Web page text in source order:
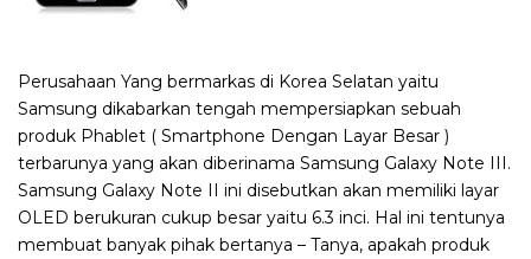
Perusahaan Yang bermarkas di Korea Selatan yaitu
Samsung dikabarkan tengah mempersiapkan sebuah
produk Phablet ( Smartphone Dengan Layar Besar )
terbarunya yang akan diberinama Samsung Galaxy Note III.
Samsung Galaxy Note II ini disebutkan akan memiliki layar
OLED berukuran cukup besar yaitu 6.3 inci. Hal ini tentunya
membuat banyak pihak bertanya – Tanya, apakah produk